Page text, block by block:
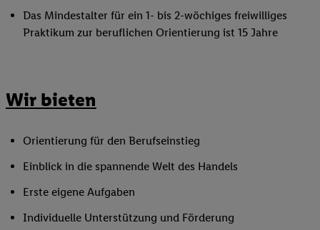
Das Mindestalter für ein 1- bis 2-wöchiges freiwilliges
Praktikum zur beruflichen Orientierung ist 15 Jahre
Wir bieten
Orientierung für den Berufseinstieg
Einblick in die spannende Welt des Handels
Erste eigene Aufgaben
Individuelle Unterstützung und Förderung